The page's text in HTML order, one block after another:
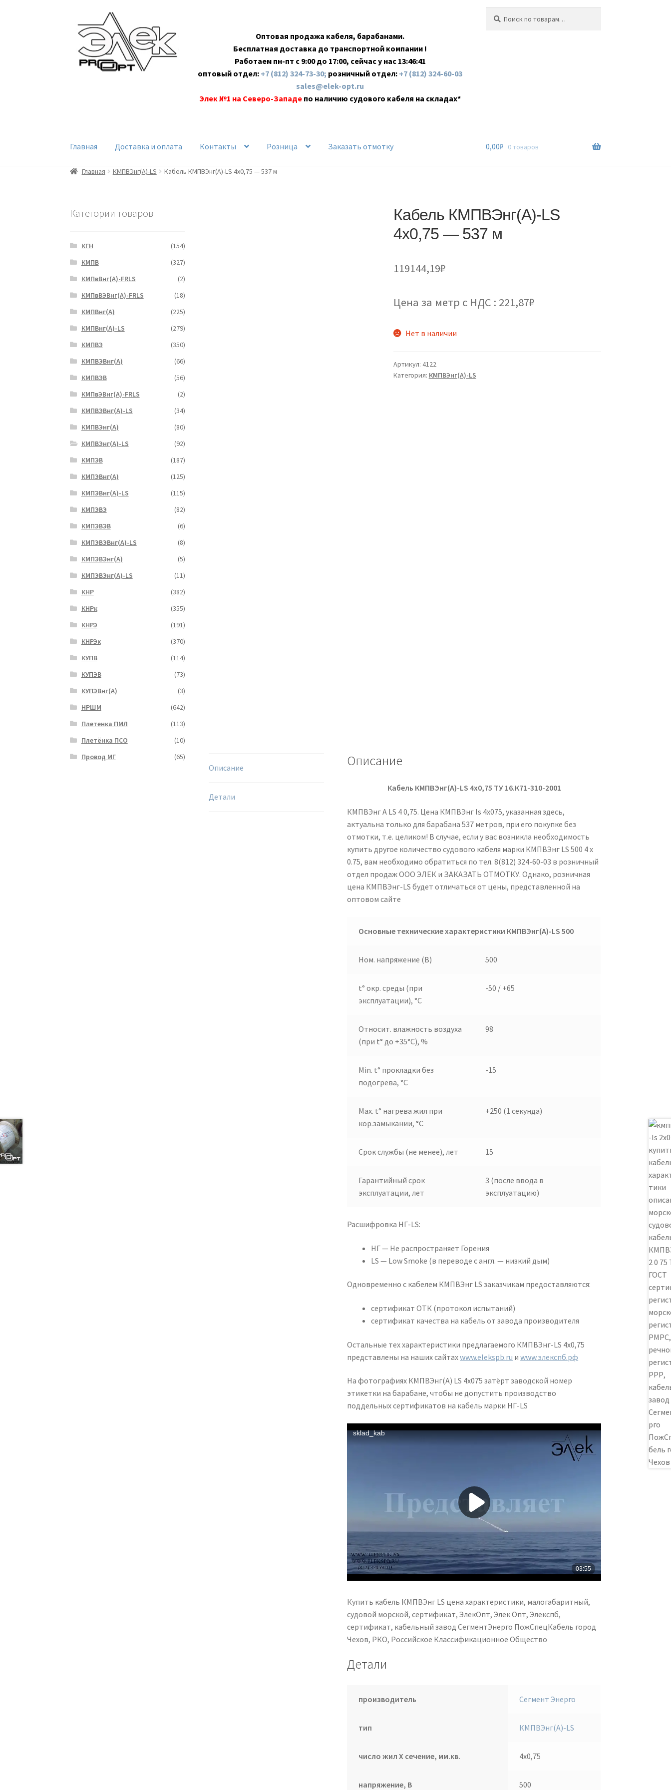
навигации
содержимому
Оптовая продажа кабеля, барабанами.
Бесплатная доставка до транспортной компании !
Работаем пн-пт с 9:00 до 17:00, сейчас у нас 13:46:42
оптовый отдел: +7 (812) 324-73-30; розничный отдел: +7 (812) 324-60-03
sales@elek-opt.ru
Элек №1 на Северо-Западе по наличию судового кабеля на складах*
Главная Доставка и оплата Контакты Розница Заказать отмотку 0,00₽ 0 товаров
Главная КМПВЭнг(А)-LS Кабель КМПВЭнг(А)-LS 4х0,75 — 537 м
Кабель КМПВЭнг(А)-LS
4х0,75 — 537 м
119144,19₽
Цена за метр с НДС : 221,87₽
Нет в наличии
Артикул: 4122
Категория: КМПВЭнг(А)-LS
Описание
Детали
Описание
Кабель КМПВЭнг(А)-LS 4х0,75 ТУ 16.К71-310-2001
КМПВЭнг А LS 4 0,75. Цена КМПВЭнг ls 4х075, указанная здесь,
актуальна только для барабана 537 метров, при его покупке без
отмотки, т.е. целиком! В случае, если у вас возникла необходимость
купить другое количество судового кабеля марки КМПВЭнг LS 500 4 х
0.75, вам необходимо обратиться по тел. 8(812) 324-60-03 в розничный
отдел продаж ООО ЭЛЕК и ЗАКАЗАТЬ ОТМОТКУ. Однако, розничная
цена КМПВЭнг-LS будет отличаться от цены, представленной на
оптовом сайте
Основные технические характеристики КМПВЭнг(А)-LS 500
Ном. напряжение (В) 500
t° окр. среды (при
эксплуатации), °C
-50 / +65
Относит. влажность воздуха
(при t° до +35°C), %
98
Min. t° прокладки без
подогрева, °C
-15
Max. t° нагрева жил при
кор.замыкании, °C
+250 (1 секунда)
Срок службы (не менее), лет 15
Гарантийный срок
эксплуатации, лет
3 (после ввода в
эксплуатацию)
Расшифровка НГ-LS:
НГ — Не распространяет Горения
LS — Low Smoke (в переводе с англ. — низкий дым)
Одновременно с кабелем КМПВЭнг LS заказчикам предоставляются:
сертификат ОТК (протокол испытаний)
сертификат качества на кабель от завода производителя
Остальные тех характеристики предлагаемого КМПВЭнг-LS 4х0,75
представлены на наших сайтахwww.elekspb.ru иwww.элекспб.рф
На фотографиях КМПВЭнг(А) LS 4х075 затёрт заводской номер
этикетки на барабане, чтобы не допустить производство
поддельных сертификатов на кабель марки НГ-LS
Купить кабель КМПВЭнг LS цена характеристики, малогабаритный,
судовой морской, сертификат, ЭлекОпт, Элек Опт, Элекспб,
сертификат, кабельный завод СегментЭнерго ПожСпецКабель город
Чехов, РКО, Российское Классификационное Общество
Детали
производитель Сегмент Энерго
тип КМПВЭнг(А)-LS
число жил Х сечение, мм.кв. 4х0,75
напряжение, В 500
Категории товаров
КГН
(154)
КМПВ
(327)
КМПвВнг(А)-FRLS
(2)
КМПвВЭВнг(А)-FRLS
(18)
КМПВнг(А)
(225)
КМПВнг(А)-LS
(279)
КМПВЭ
(350)
КМПВЭBнг(А)
(66)
КМПВЭВ
(56)
КМПвЭВнг(А)-FRLS
(2)
КМПВЭВнг(А)-LS
(34)
КМПВЭнг(А)
(80)
КМПВЭнг(А)-LS
(92)
КМПЭВ
(187)
КМПЭВнг(А)
(125)
КМПЭВнг(А)-LS
(115)
КМПЭВЭ
(82)
КМПЭВЭВ
(6)
КМПЭВЭВнг(А)-LS
(8)
КМПЭВЭнг(А)
(5)
КМПЭВЭнг(А)-LS
(11)
КНР
(382)
КНРк
(355)
КНРЭ
(191)
КНРЭк
(370)
КУПВ
(114)
КУПЭВ
(73)
КУПЭВнг(А)
(3)
НРШМ
(642)
Плетенка ПМЛ
(113)
Плетёнка ПСО
(10)
Провод МГ
(65)